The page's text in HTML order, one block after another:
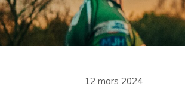
12 mars 2024